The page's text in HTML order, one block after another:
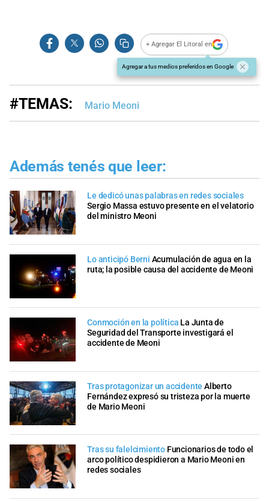
+ Agregar El Litoral en
Agregar a tus medios preferidos en Google
#TEMAS: Mario Meoni
Además tenés que leer:
Le dedicó unas palabras en redes sociales
Sergio Massa estuvo presente en el velatorio
del ministro Meoni
Lo anticipó Berni Acumulación de agua en la
ruta; la posible causa del accidente de Meoni
Conmoción en la política La Junta de
Seguridad del Transporte investigará el
accidente de Meoni
Tras protagonizar un accidente Alberto
Fernández expresó su tristeza por la muerte
de Mario Meoni
Tras su falelcimiento Funcionarios de todo el
arco político despidieron a Mario Meoni en
redes sociales